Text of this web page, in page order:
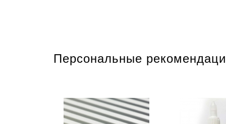
Персональные